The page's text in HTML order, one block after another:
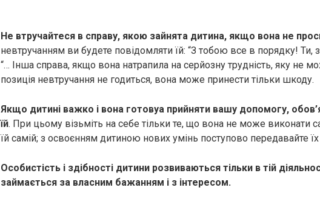
Не втручайтеся в справу, якою зайнята дитина, якщо вона не
невтручанням ви будете повідомляти їй: “З тобою все в порядку! Ти,
“… Інша справа, якщо вона натрапила на серйозну трудність, яку не
позиція невтручання не годиться, вона може принести тільки шкоду.
Якщо дитині важко і вона готовуа прийняти вашу допомогу,
їй. При цьому візьміть на себе тільки те, що вона не може виконати
їй самій; з освоєнням дитиною нових умінь поступово передавайте їх
Особистість і здібності дитини розвиваються тільки в тій
займається за власним бажанням і з інтересом.